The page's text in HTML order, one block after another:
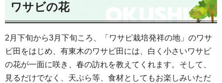
ワサビの花
2月下旬から3月下旬ころ、「ワサビ栽培発祥の地」のワサ
ビ田をはじめ、有東木のワサビ田には、白く小さいワサビ
の花が一面に咲き、春の訪れを教えてくれます。そして、
見るだけでなく、天ぷら等、食材としてもお楽しみいただ